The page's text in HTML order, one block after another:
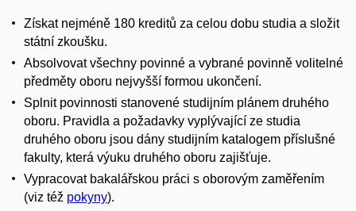
Získat nejméně 180 kreditů za celou dobu studia a složit
státní zkoušku.
Absolvovat všechny povinné a vybrané povinně volitelné
předměty oboru nejvyšší formou ukončení.
Splnit povinnosti stanovené studijním plánem druhého
oboru. Pravidla a požadavky vyplývající ze studia
druhého oboru jsou dány studijním katalogem příslušné
fakulty, která výuku druhého oboru zajišťuje.
Vypracovat bakalářskou práci s oborovým zaměřením
(viz též pokyny).